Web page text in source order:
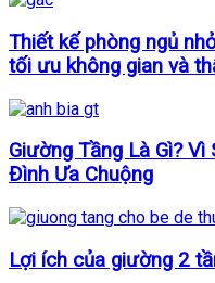
Thiết kế phòng ngủ
tối ưu không gian và
Giường Tầng Là Gì?
Đình Ưa Chuộng
Lợi ích của giường 2